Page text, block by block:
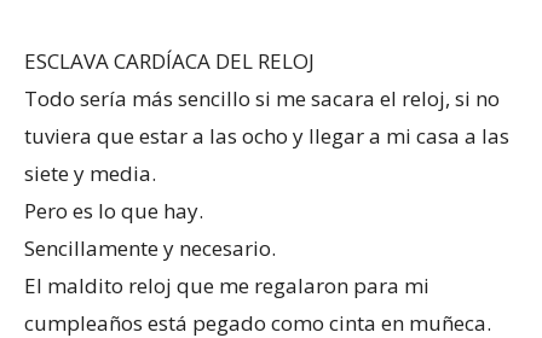
ESCLAVA CARDÍACA DEL RELOJ
Todo sería más sencillo si me sacara el reloj, si no
tuviera que estar a las ocho y llegar a mi casa a las
siete y media.
Pero es lo que hay.
Sencillamente y necesario.
El maldito reloj que me regalaron para mi
cumpleaños está pegado como cinta en muñeca.